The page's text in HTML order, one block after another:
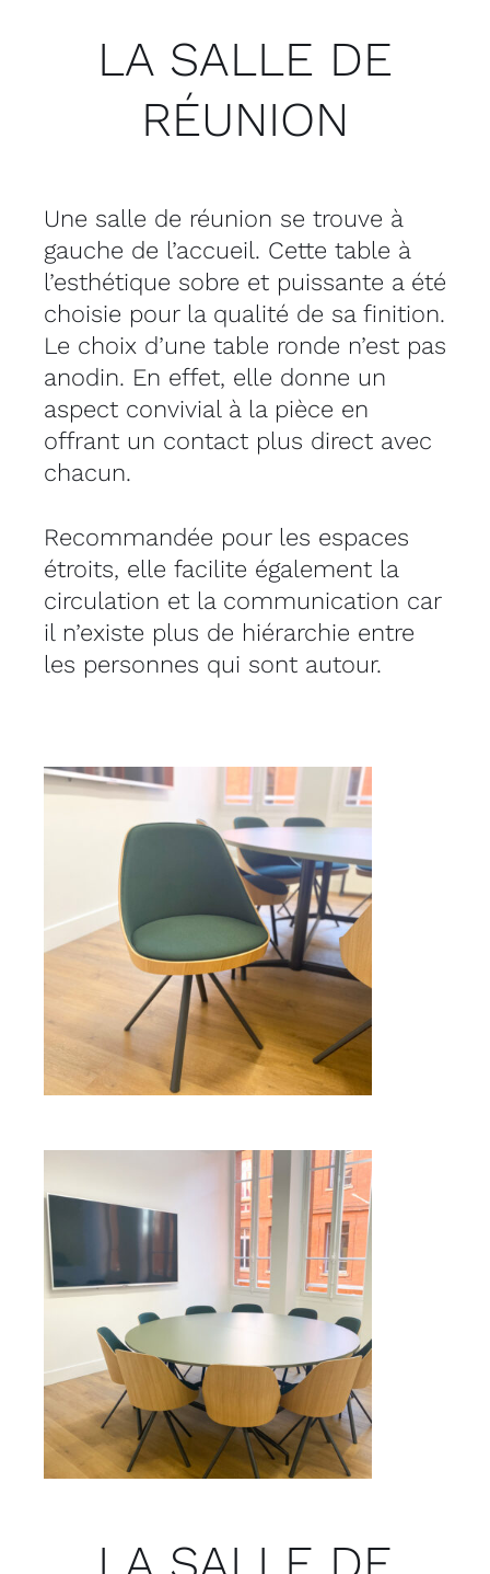
LA SALLE DE
RÉUNION
Une salle de réunion se trouve à
gauche de l’accueil. Cette table à
l’esthétique sobre et puissante a été
choisie pour la qualité de sa finition.
Le choix d’une table ronde n’est pas
anodin. En effet, elle donne un
aspect convivial à la pièce en
offrant un contact plus direct avec
chacun.
Recommandée pour les espaces
étroits, elle facilite également la
circulation et la communication car
il n’existe plus de hiérarchie entre
les personnes qui sont autour.